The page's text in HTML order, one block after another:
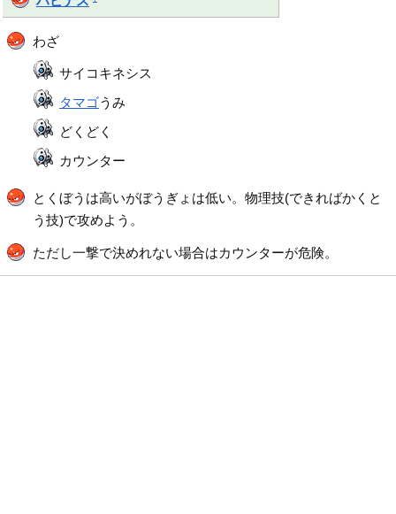
わざ
サイコキネシス
タマゴうみ
どくどく
カウンター
とくぼうは高いがぼうぎょは低い。物理技(できればかくと
う技)で攻めよう。
ただし一撃で決めれない場合はカウンターが危険。